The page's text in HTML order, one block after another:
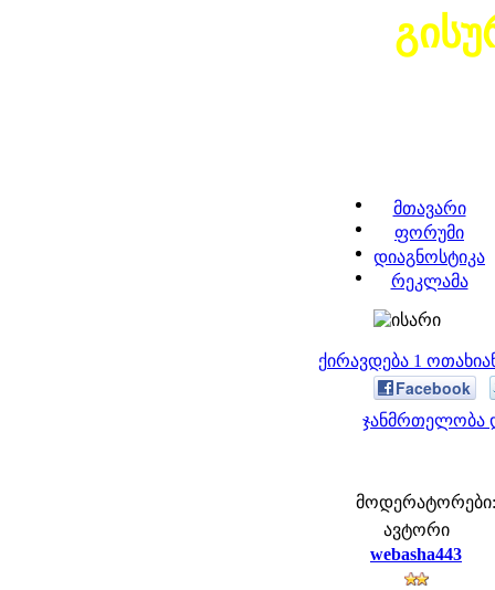
მთავარი
ფორუმი
დიაგნოსტიკა
რეკლამა
ქირავდება 1
Facebook
ჯანმრთელობა
მოდერატორები:
ავტორი
webasha443